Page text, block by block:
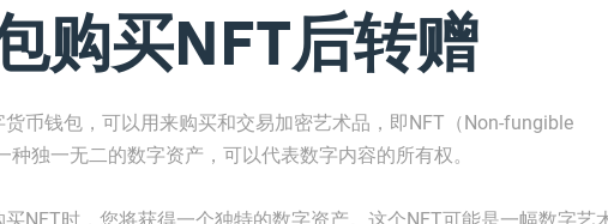
购买NFT后转赠
币钱包，可以用来购买和交易加密艺术品，即NFT（Non-fungible
种独一无二的数字资产，可以代表数字内容的所有权。